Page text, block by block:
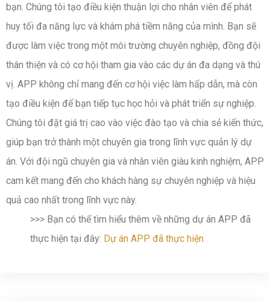
bạn. Chúng tôi tạo điều kiện thuận lợi cho nhân viên để phát
huy tối đa năng lực và khám phá tiềm năng của mình. Bạn sẽ
được làm việc trong một môi trường chuyên nghiệp, đồng đội
thân thiện và có cơ hội tham gia vào các dự án đa dạng và thú
vị. APP không chỉ mang đến cơ hội việc làm hấp dẫn, mà còn
tạo điều kiện để bạn tiếp tục học hỏi và phát triển sự nghiệp.
Chúng tôi đặt giá trị cao vào việc đào tạo và chia sẻ kiến thức,
giúp bạn trở thành một chuyên gia trong lĩnh vực quản lý dự
án. Với đội ngũ chuyên gia và nhân viên giàu kinh nghiệm, APP
cam kết mang đến cho khách hàng sự chuyên nghiệp và hiệu
quả cao nhất trong lĩnh vực này.
>>> Bạn có thể tìm hiểu thêm về những dự án APP đã
thực hiện tại đây: Dự án APP đã thực hiện